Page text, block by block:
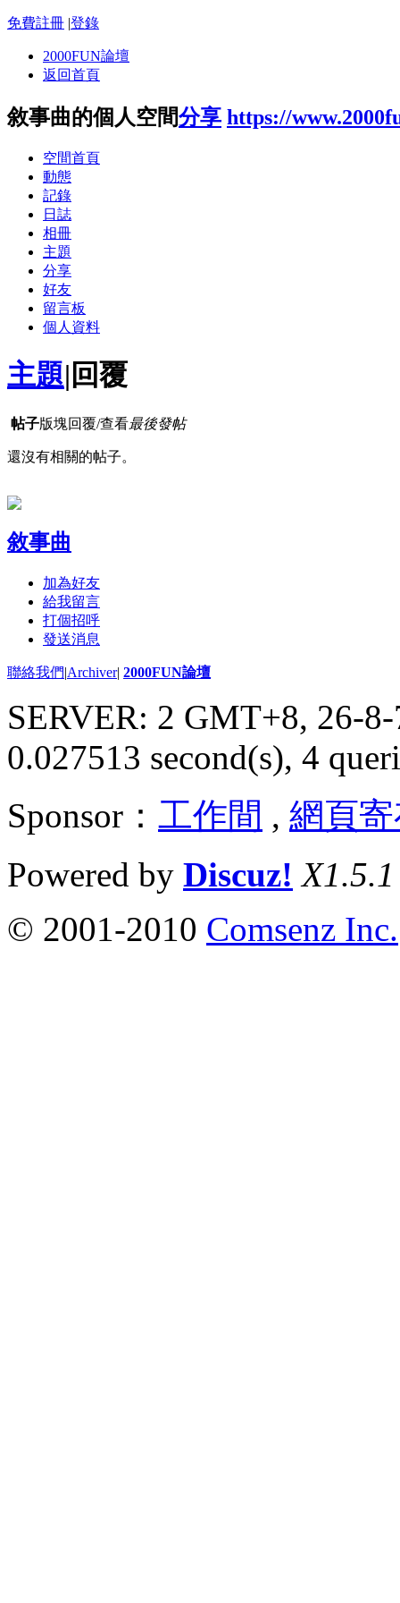
免費註冊 |登錄
2000FUN論壇
返回首頁
敘事曲的個人空間分享 https://
空間首頁
動態
記錄
日誌
相冊
主題
分享
好友
留言板
個人資料
主題| 回覆
帖子版塊回覆/查看最後發帖
還沒有相關的帖子。
敘事曲
加為好友
給我留言
打個招呼
發送消息
聯絡我們|Archiver| 2000FUN論壇
SERVER: 2 GMT+8, 26-
0.027513 second(s), 4
Sponsor： 工作間 , 網頁
Powered by Discuz! X1.5.1
© 2001-2010 Comsenz Inc.